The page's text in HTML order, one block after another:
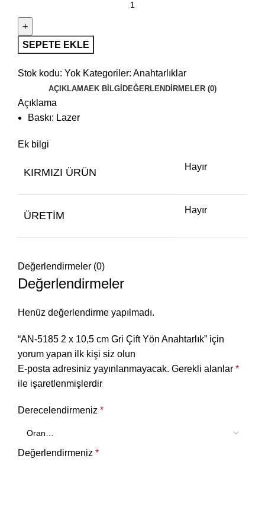
SEPETE EKLE
Stok kodu: Yok Kategoriler: Anahtarlıklar
AÇIKLAMAEK BILGI DEĞERLENDIRMELER (0)
Açıklama
Baskı: Lazer
Ek bilgi
KIRMIZI ÜRÜN Hayır
ÜRETIM Hayır
Değerlendirmeler (0)
Değerlendirmeler
Henüz değerlendirme yapılmadı.
“AN-5185 2 x 10,5 cm Gri Çift Yön Anahtarlık” için
yorum yapan ilk kişi siz olun
E-posta adresiniz yayınlanmayacak. Gerekli alanlar *
ile işaretlenmişlerdir
Derecelendirmeniz *
Değerlendirmeniz *